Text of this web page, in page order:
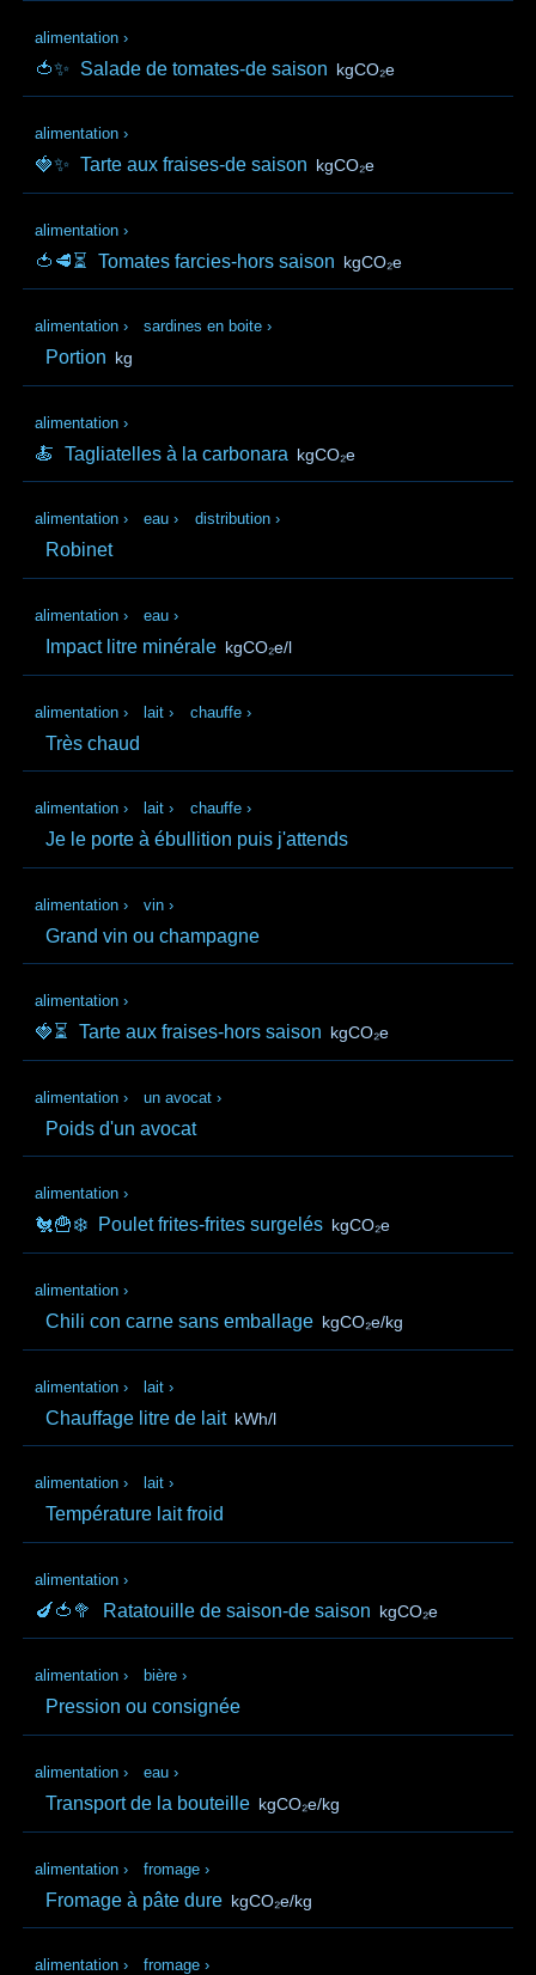
alimentation ›
🍅✨ Salade de tomates-de saison kgCO₂e
alimentation ›
🍓✨ Tarte aux fraises-de saison kgCO₂e
alimentation ›
🍅🥩⏳ Tomates farcies-hors saison kgCO₂e
alimentation › sardines en boite ›
Portion kg
alimentation ›
🍝 Tagliatelles à la carbonara kgCO₂e
alimentation › eau › distribution ›
Robinet
alimentation › eau ›
Impact litre minérale kgCO₂e/l
alimentation › lait › chauffe ›
Très chaud
alimentation › lait › chauffe ›
Je le porte à ébullition puis j'attends
alimentation › vin ›
Grand vin ou champagne
alimentation ›
🍓⏳ Tarte aux fraises-hors saison kgCO₂e
alimentation › un avocat ›
Poids d'un avocat
alimentation ›
🐔🍟❄️ Poulet frites-frites surgelés kgCO₂e
alimentation ›
Chili con carne sans emballage kgCO₂e/kg
alimentation › lait ›
Chauffage litre de lait kWh/l
alimentation › lait ›
Température lait froid
alimentation ›
🍆🍅🥦 Ratatouille de saison-de saison kgCO₂e
alimentation › bière ›
Pression ou consignée
alimentation › eau ›
Transport de la bouteille kgCO₂e/kg
alimentation › fromage ›
Fromage à pâte dure kgCO₂e/kg
alimentation › fromage ›